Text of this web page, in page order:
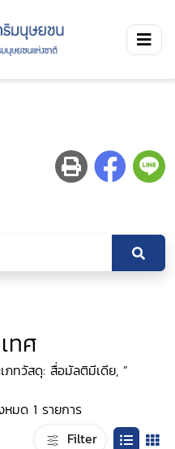
ทศ
ภทวัสดุ: สื่อมัลติมีเดีย, ”
มด 1 รายการ
Filter